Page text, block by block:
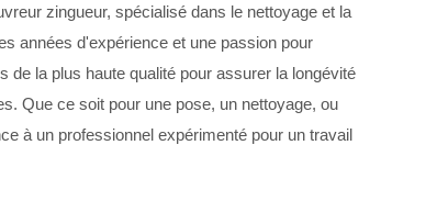
zingueur, spécialisé dans le nettoyage et la
années d'expérience et une passion pour
de la plus haute qualité pour assurer la longévité
Que ce soit pour une pose, un nettoyage, ou
à un professionnel expérimenté pour un travail